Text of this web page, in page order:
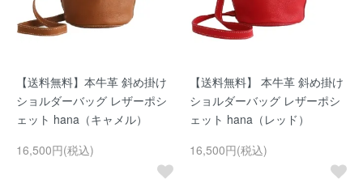
【送料無料】本牛革 斜め掛け
ショルダーバッグ レザーポシ
ェット hana（キャメル）
16,500円(税込)
【送料無料】 本牛革 斜め掛け
ショルダーバッグ レザーポシ
ェット hana（レッド）
16,500円(税込)